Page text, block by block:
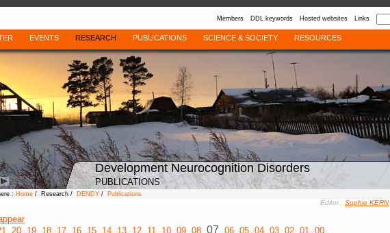
Members DDL keywords Hosted websites Links
EVENTS RESEARCH PUBLICATIONS SCIENCE & SOCIETY RESOURCES
Development Neurocognition Disorders
PUBLICATIONS
: Home / Research / DENDY / Publications
Editor : Sophie KERN,
20 19 18 17 16 15 14 13 12 11 10 09 08 07 06 05 04 03 02 01 00